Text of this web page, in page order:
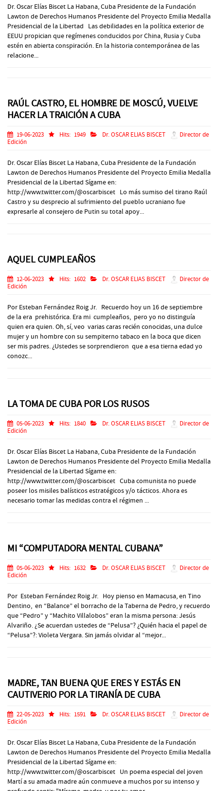
Dr. Oscar Elías Biscet La Habana, Cuba Presidente de la Fundación
Lawton de Derechos Humanos Presidente del Proyecto Emilia Medalla
Presidencial de la Libertad Las debilidades en la política exterior de
EEUU propician que regímenes conducidos por China, Rusia y Cuba
estén en abierta conspiración. En la historia contemporánea de las
relacione...
RAÚL CASTRO, EL HOMBRE DE MOSCÚ, VUELVE
HACER LA TRAICIÓN A CUBA
19-06-2023 Hits: 1949 Dr. OSCAR ELIAS BISCET
Director de
Edición
Dr. Oscar Elías Biscet La Habana, Cuba Presidente de la Fundación
Lawton de Derechos Humanos Presidente del Proyecto Emilia Medalla
Presidencial de la Libertad Sígame en:
http://www.twitter.com/@oscarbiscet Lo más sumiso del tirano Raúl
Castro y su desprecio al sufrimiento del pueblo ucraniano fue
expresarle al consejero de Putin su total apoy...
AQUEL CUMPLEAÑOS
12-06-2023 Hits: 1602 Dr. OSCAR ELIAS BISCET
Director de
Edición
Por Esteban Fernández Roig Jr. Recuerdo hoy un 16 de septiembre
de la era prehistórica. Era mi cumpleaños, pero yo no distinguía
quien era quien. Oh, sí, veo varias caras recién conocidas, una dulce
mujer y un hombre con su sempiterno tabaco en la boca que dicen
ser mis padres. ¿Ustedes se sorprendieron que a esa tierna edad yo
conozc...
LA TOMA DE CUBA POR LOS RUSOS
05-06-2023 Hits: 1840 Dr. OSCAR ELIAS BISCET
Director de
Edición
Dr. Oscar Elías Biscet La Habana, Cuba Presidente de la Fundación
Lawton de Derechos Humanos Presidente del Proyecto Emilia Medalla
Presidencial de la Libertad Sígame en:
http://www.twitter.com/@oscarbiscet Cuba comunista no puede
poseer los misiles balísticos estratégicos y/o tácticos. Ahora es
necesario tomar las medidas contra el régimen ...
MI “COMPUTADORA MENTAL CUBANA”
05-06-2023 Hits: 1632 Dr. OSCAR ELIAS BISCET
Director de
Edición
Por Esteban Fernández Roig Jr. Hoy pienso en Mamacusa, en Tino
Dentino, en “Balance” el borracho de la Taberna de Pedro, y recuerdo
que “Pedro” y “Machito Villalobos” eran la misma persona: Jesús
Alvariño. ¿Se acuerdan ustedes de “Pelusa”? ¿Quién hacia el papel de
“Pelusa”?: Violeta Vergara. Sin jamás olvidar al “mejor...
MADRE, TAN BUENA QUE ERES Y ESTÁS EN
CAUTIVERIO POR LA TIRANÍA DE CUBA
22-05-2023 Hits: 1591 Dr. OSCAR ELIAS BISCET
Director de
Edición
Dr. Oscar Elías Biscet La Habana, Cuba Presidente de la Fundación
Lawton de Derechos Humanos Presidente del Proyecto Emilia Medalla
Presidencial de la Libertad Sígame en:
http://www.twitter.com/@oscarbiscet Un poema especial del joven
Martí a su amada madre aún conmueve a muchos por su intenso y